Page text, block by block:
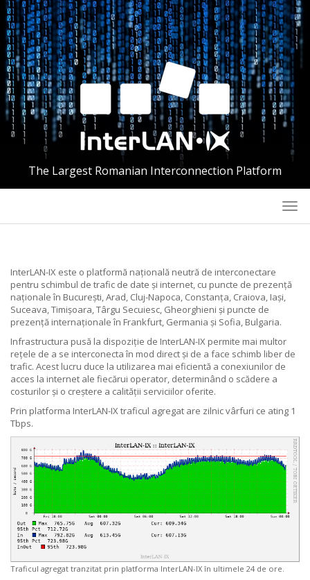
The Largest Romanian Interconnection Platform
InterLAN-IX este o platformă națională neutră de interconectare
pentru schimbul de trafic de date și internet, cu puncte de prezență
naționale în București, Arad, Cluj-Napoca, Constanța, Craiova, Iași,
Suceava, Timișoara, Târgu Secuiesc, Gheorghieni și puncte de
prezență internaționale în Frankfurt, Germania și Sofia, Bulgaria.
Infrastructura pusă la dispoziție de InterLAN-IX permite mai multor
rețele de a se interconecta în mod direct și de a face schimb liber de
trafic. Acest lucru duce la utilizarea mai eficientă a conexiunilor de
acces la internet ale fiecărui operator, determinând o scădere a
costurilor și o creștere a calității serviciilor oferite.
Prin platforma InterLAN-IX traficul agregat are zilnic vârfuri ce ating 1
Tbps.
Traficul agregat tranzitat prin platforma InterLAN-IX în ultimele 24 de ore.